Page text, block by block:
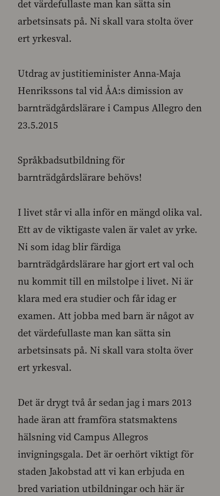
det värdefullaste man kan sätta sin
arbetsinsats på. Ni skall vara stolta över
ert yrkesval.
Utdrag av justitieminister Anna-Maja
Henrikssons tal vid ÅA:s dimission av
barnträdgårdslärare i Campus Allegro den
23.5.2015
Språkbadsutbildning för
barnträdgårdslärare behövs!
I livet står vi alla inför en mängd olika val.
Ett av de viktigaste valen är valet av yrke.
Ni som idag blir färdiga
barnträdgårdslärare har gjort ert val och
nu kommit till en milstolpe i livet. Ni är
klara med era studier och får idag er
examen. Att jobba med barn är något av
det värdefullaste man kan sätta sin
arbetsinsats på. Ni skall vara stolta över
ert yrkesval.
Det är drygt två år sedan jag i mars 2013
hade äran att framföra statsmaktens
hälsning vid Campus Allegros
invigningsgala. Det är oerhört viktigt för
staden Jakobstad att vi kan erbjuda en
bred variation utbildningar och här är